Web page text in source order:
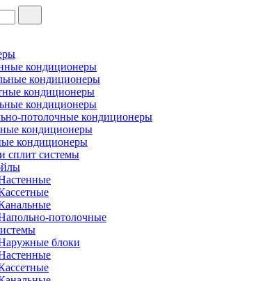
кондиционеры
кондиционеры
кондиционеры
кондиционеры
потолочные кондиционеры
кондиционеры
кондиционеры
сплит системы
потолочные
блоки